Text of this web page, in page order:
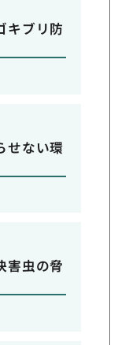
キブリ防
せない環
害虫の脅